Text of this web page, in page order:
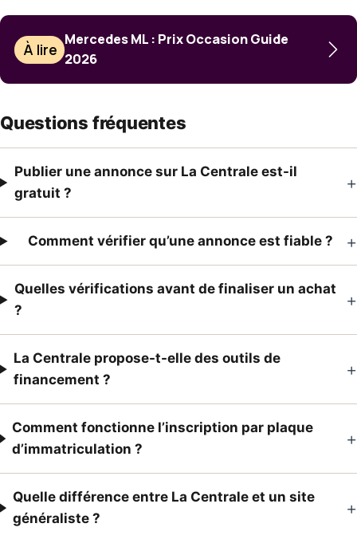
À lire
Mercedes ML : Prix Occasion Guide
2026
Questions fréquentes
Publier une annonce sur La Centrale est-il
gratuit ?
+
Comment vérifier qu’une annonce est fiable ? +
Quelles vérifications avant de finaliser un achat
?
+
La Centrale propose-t-elle des outils de
financement ?
+
Comment fonctionne l’inscription par plaque
d’immatriculation ?
+
Quelle différence entre La Centrale et un site
généraliste ?
+